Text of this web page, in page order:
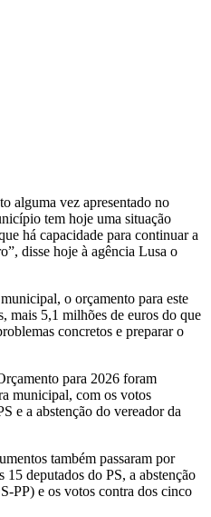
alguma vez apresentado no
tem hoje uma situação
há capacidade para continuar a
disse hoje à agência Lusa o
o orçamento para este
mais 5,1 milhões de euros do que
concretos e preparar o
para 2026 foram
municipal, com os votos
e a abstenção do vereador da
também passaram por
deputados do PS, a abstenção
PP) e os votos contra dos cinco